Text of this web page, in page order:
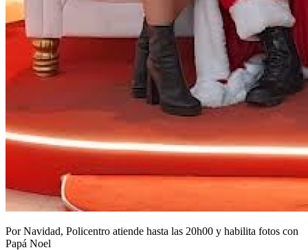
Por Navidad, Policentro atiende hasta las 20h00 y habilita fotos con
Papá Noel